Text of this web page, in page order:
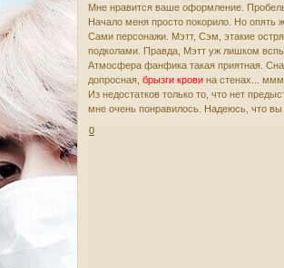
Мне нравится ваше оформление.
Начало меня просто покорило. Но опять
Сами персонажи. Мэтт, Сэм, этакие
подколами. Правда, Мэтт уж лишком
Атмосфера фанфика такая приятная.
допросная,брызги крови на стенах...
Из недостатков только то, что нет
мне очень понравилось. Надеюсь, что
0